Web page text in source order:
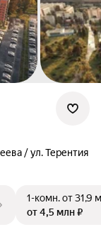
/ ул. Терентия
1-комн.от 31,9
от 4,5 млн ₽